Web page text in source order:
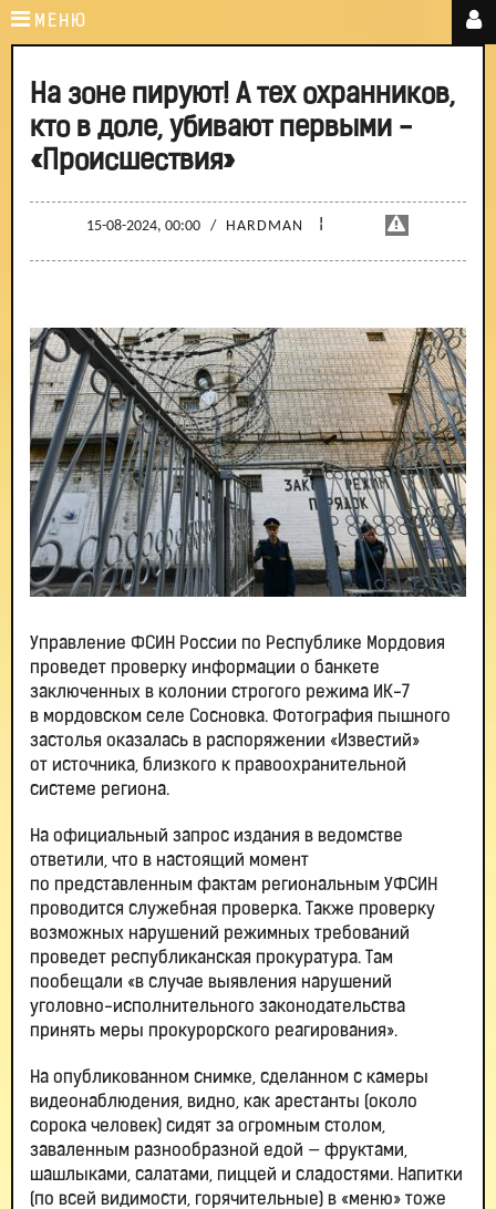
МЕНЮ
На зоне пируют! А тех охранников,
кто в доле, убивают первыми -
«Происшествия»
15-08-2024, 00:00 / HARDMAN ¦
Управление ФСИН России по Республике Мордовия
проведет проверку информации о банкете
заключенных в колонии строгого режима ИК-7
в мордовском селе Сосновка. Фотография пышного
застолья оказалась в распоряжении «Известий»
от источника, близкого к правоохранительной
системе региона.
На официальный запрос издания в ведомстве
ответили, что в настоящий момент
по представленным фактам региональным УФСИН
проводится служебная проверка. Также проверку
возможных нарушений режимных требований
проведет республиканская прокуратура. Там
пообещали «в случае выявления нарушений
уголовно-исполнительного законодательства
принять меры прокурорского реагирования».
На опубликованном снимке, сделанном с камеры
видеонаблюдения, видно, как арестанты (около
сорока человек) сидят за огромным столом,
заваленным разнообразной едой — фруктами,
шашлыками, салатами, пиццей и сладостями. Напитки
(по всей видимости, горячительные) в «меню» тоже